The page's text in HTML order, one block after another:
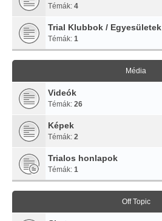
Témák: 4
Trial Klubbok / Egyesületek
Témák: 1
Média
Videók
Témák: 26
Képek
Témák: 2
Trialos honlapok
Témák: 1
Off Topic